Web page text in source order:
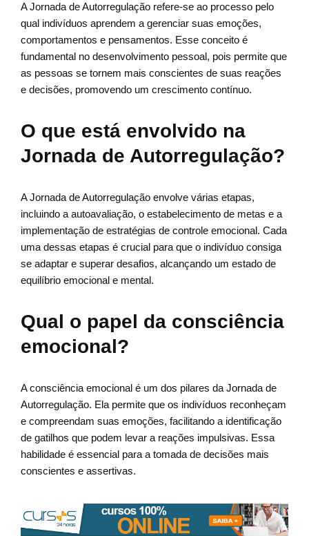
A Jornada de Autorregulação refere-se ao processo pelo
qual indivíduos aprendem a gerenciar suas emoções,
comportamentos e pensamentos. Esse conceito é
fundamental no desenvolvimento pessoal, pois permite que
as pessoas se tornem mais conscientes de suas reações
e decisões, promovendo um crescimento contínuo.
O que está envolvido na
Jornada de Autorregulação?
A Jornada de Autorregulação envolve várias etapas,
incluindo a autoavaliação, o estabelecimento de metas e a
implementação de estratégias de controle emocional. Cada
uma dessas etapas é crucial para que o indivíduo consiga
se adaptar e superar desafios, alcançando um estado de
equilíbrio emocional e mental.
Qual o papel da consciência
emocional?
A consciência emocional é um dos pilares da Jornada de
Autorregulação. Ela permite que os indivíduos reconheçam
e compreendam suas emoções, facilitando a identificação
de gatilhos que podem levar a reações impulsivas. Essa
habilidade é essencial para a tomada de decisões mais
conscientes e assertivas.